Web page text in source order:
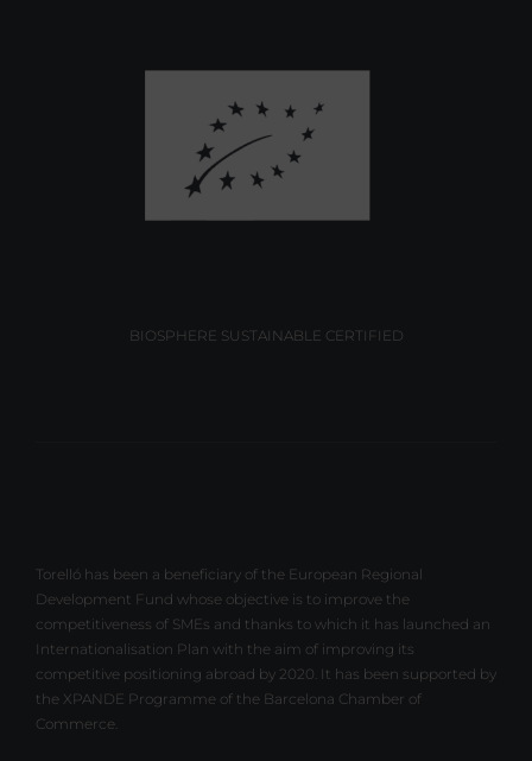
BIOSPHERE SUSTAINABLE CERTIFIED
Torelló has been a beneficiary of the European Regional
Development Fund whose objective is to improve the
competitiveness of SMEs and thanks to which it has launched an
Internationalisation Plan with the aim of improving its
competitive positioning abroad by 2020. It has been supported by
the XPANDE Programme of the Barcelona Chamber of
Commerce.